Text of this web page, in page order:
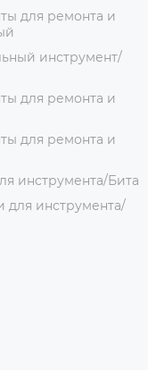
для ремонта и
инструмент/
для ремонта и
для ремонта и
инструмента/Бита
для инструмента/